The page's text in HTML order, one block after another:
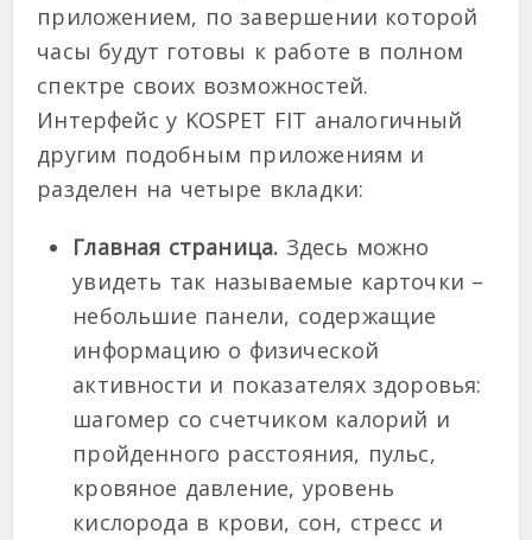
приложением, по завершении которой
часы будут готовы к работе в полном
спектре своих возможностей.
Интерфейс у KOSPET FIT аналогичный
другим подобным приложениям и
разделен на четыре вкладки:
Главная страница. Здесь можно
увидеть так называемые карточки –
небольшие панели, содержащие
информацию о физической
активности и показателях здоровья:
шагомер со счетчиком калорий и
пройденного расстояния, пульс,
кровяное давление, уровень
кислорода в крови, сон, стресс и